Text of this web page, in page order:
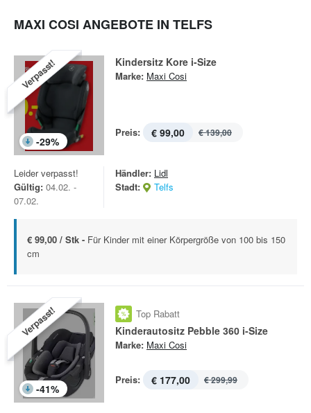
MAXI COSI ANGEBOTE IN TELFS
Verpasst!
-29%
Kindersitz Kore i-Size
Marke: Maxi Cosi
Preis: € 99,00 € 139,00
Leider verpasst!
Gültig: 04.02. -
07.02.
Händler: Lidl
Stadt:
Telfs
€ 99,00 / Stk - Für Kinder mit einer Körpergröße von 100 bis 150
cm
Verpasst!
-41%
Top Rabatt
Kinderautositz Pebble 360 i-Size
Marke: Maxi Cosi
Preis: € 177,00 € 299,99